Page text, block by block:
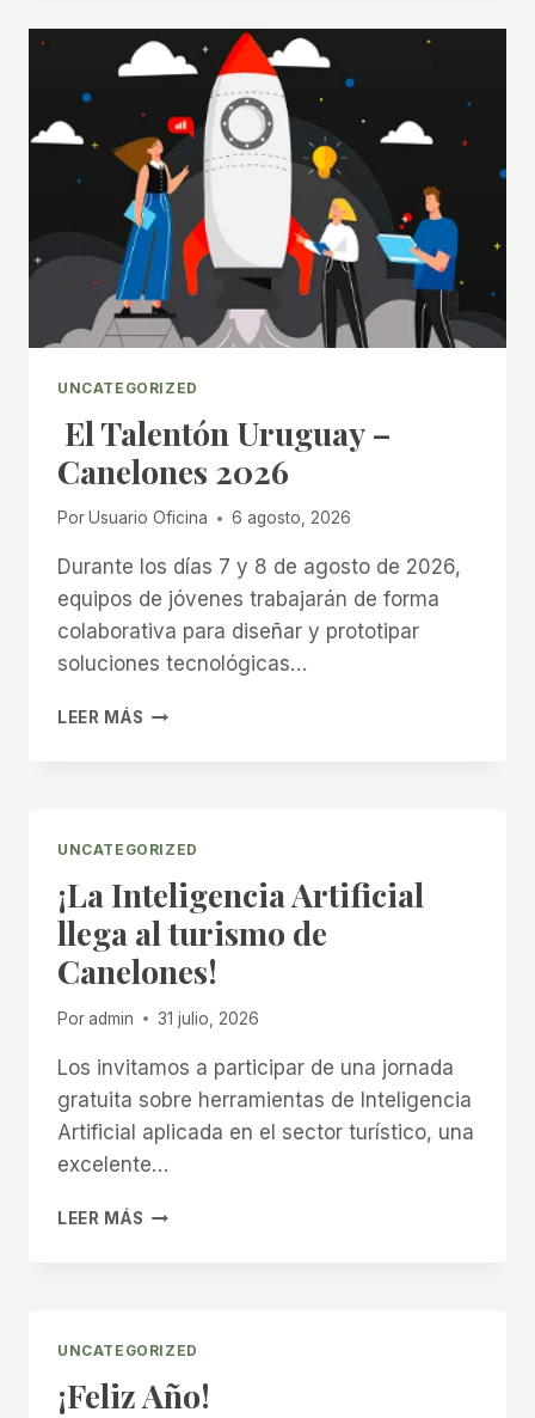
PIEDRAS!
CAMBIA
SISTEMA
DE
RECOLECCIÓN
DE
RESIDUOS.
UNCATEGORIZED
El Talentón Uruguay –
Canelones 2026
PorUsuario Oficina 6 agosto, 2026
Durante los días 7 y 8 de agosto de 2026,
equipos de jóvenes trabajarán de forma
colaborativa para diseñar y prototipar
soluciones tecnológicas…
LEER MÁS EL
UNCATEGORIZED
¡La Inteligencia Artificial
llega al turismo de
Canelones!
Por admin 31 julio, 2026
Los invitamos a participar de una jornada
gratuita sobre herramientas de Inteligencia
Artificial aplicada en el sector turístico, una
excelente…
LEER MÁS ¡LA
CANELONES!
UNCATEGORIZED
¡Feliz Año!